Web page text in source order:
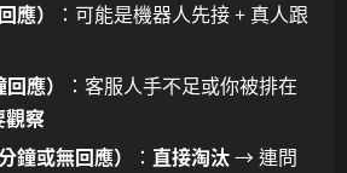
應）
：可能是機器人先接 + 真人跟
應）
：客服人手不足或你被排在
觀察
鐘或無回應）
： 直接淘汰→ 連問